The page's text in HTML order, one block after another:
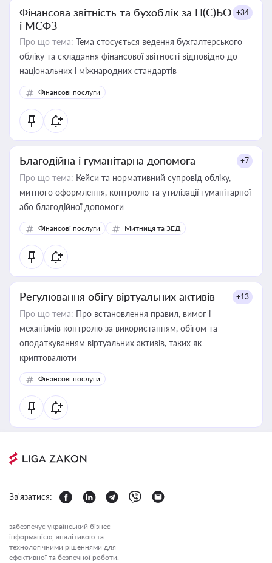
Фінансова звітність та бухоблік за П(С)БО
і МСФЗ
+34
Про що тема: Тема стосується ведення бухгалтерського
обліку та складання фінансової звітності відповідно до
національних і міжнародних стандартів
Фінансові послуги
Благодійна і гуманітарна допомога +7
Про що тема: Кейси та нормативний супровід обліку,
митного оформлення, контролю та утилізації гуманітарної
або благодійної допомоги
Фінансові послуги Митниця та ЗЕД
Регулювання обігу віртуальних активів +13
Про що тема: Про встановлення правил, вимог і
механізмів контролю за використанням, обігом та
оподаткуванням віртуальних активів, таких як
криптовалюти
Фінансові послуги
Зв'язатися:
забезпечує український бізнес
інформацією, аналітикою та
технологічними рішеннями для
ефективної та безпечної роботи.